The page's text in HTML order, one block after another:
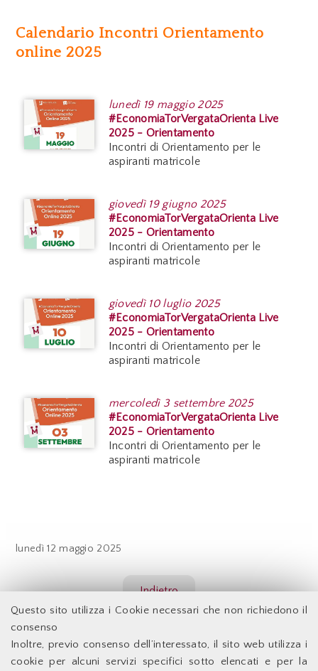
Questo sito utilizza i Cookie necessari che non richiedono il
consenso
Inoltre, previo consenso dell’interessato, il sito web utilizza i
cookie per alcuni servizi specifici sotto elencati e per la
Calendario Incontri Orientamento
online 2025
lunedì19 maggio 2025
#EconomiaTorVergataOrienta Live
2025 - Orientamento
Incontri di Orientamento per le
aspiranti matricole
giovedì19 giugno 2025
#EconomiaTorVergataOrienta Live
2025 - Orientamento
Incontri di Orientamento per le
aspiranti matricole
giovedì10 luglio 2025
#EconomiaTorVergataOrienta Live
2025 - Orientamento
Incontri di Orientamento per le
aspiranti matricole
mercoledì3 settembre 2025
#EconomiaTorVergataOrienta Live
2025 - Orientamento
Incontri di Orientamento per le
aspiranti matricole
lunedì12 maggio 2025
Indietro
Facoltà di Economia - Università degli Studi di Roma